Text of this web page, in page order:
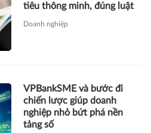
tiêu thông minh, đúng luật
Doanh nghiệp
VPBankSME và bước đi
chiến lược giúp doanh
nghiệp nhỏ bứt phá nền
tảng số